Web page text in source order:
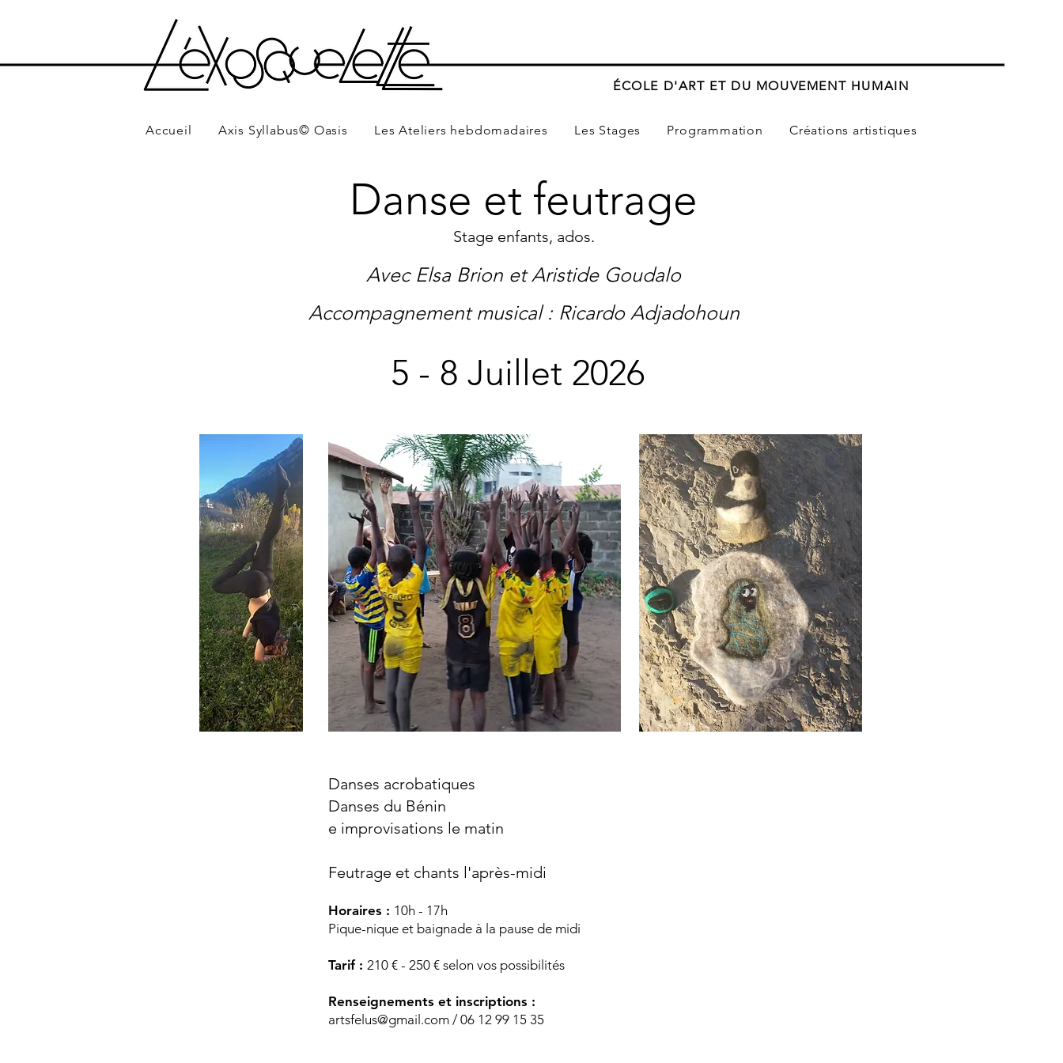
ÉCOLE D'ART ET DU MOUVEMENT HUMAIN
Danse et feutrage
5 - 8 Juillet 2026
Stage enfants, ados.
Avec Elsa Brion et Aristide Goudalo
Accompagnement musical : Ricardo Adjadohoun
Danses acrobatiques
Danses du Bénin
e improvisations le matin
Feutrage et chants l'après-midi
Horaires : 10h - 17h
Pique-nique et baignade à la pause de midi
Tarif : 210 € - 250 € selon vos possibilités
Renseignements et inscriptions :
artsfelus@gmail.com / 06 12 99 15 35
Accueil Axis Syllabus© Oasis Les Ateliers hebdomadaires Les Stages Programmation Créations artistiques